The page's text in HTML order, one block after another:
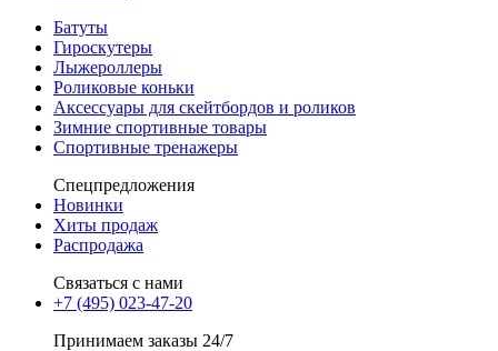
Батуты
Гироскутеры
Лыжероллеры
Роликовые коньки
Аксессуары для скейтбордов и роликов
Зимние спортивные товары
Спортивные тренажеры
Спецпредложения
Новинки
Хиты продаж
Распродажа
Связаться с нами
+7 (495) 023-47-20
Принимаем заказы 24/7